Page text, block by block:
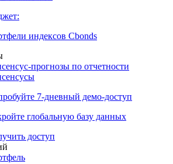
Commodities
индексов Cbonds
7-дневный
глобальную базу данных